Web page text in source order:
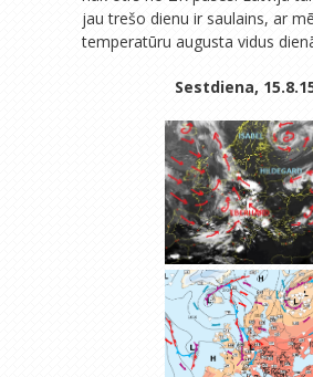
jau trešo dienu ir saulains, ar
temperatūru augusta vidus
Sestdiena,